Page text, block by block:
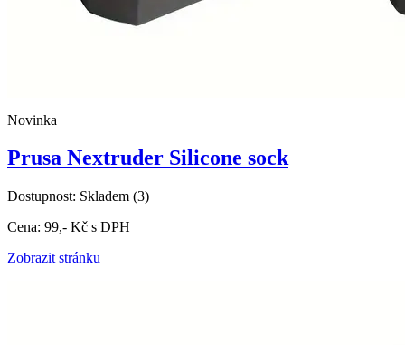
Novinka
Prusa Nextruder Silicone sock
Dostupnost: Skladem (3)
Cena: 99,- Kč s DPH
Zobrazit stránku